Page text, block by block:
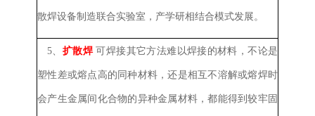
散焊设备制造联合实验室，产学研相结合模式发展。
5、 扩散焊 可焊接其它方法难以焊接的材料，不论是
塑性差或熔点高的同种材料，还是相互不溶解或熔焊时
会产生金属间化合物的异种金属材料，都能得到较牢固